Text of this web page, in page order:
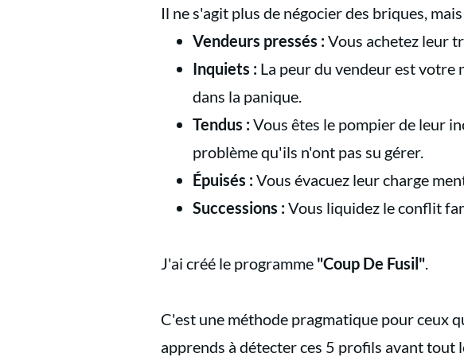
Il ne s'agit plus de négocier des briques,
Vendeurs pressés :Vous achetez leur
Inquiets : La peur du vendeur est votre
dans la panique.
Tendus :Vous êtes le pompier de leur
problème qu'ils n'ont pas su gérer.
Épuisés :Vous évacuez leur charge
Successions :Vous liquidez le conflit
J'ai créé le programme "Coup De Fusil".
C'est une méthode pragmatique pour ceux
apprends à détecter ces 5 profils avant